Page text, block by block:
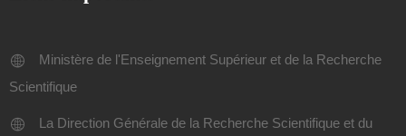
Ministère de l'Enseignement Supérieur et de la Recherche
Scientifique
La Direction Générale de la Recherche Scientifique et du